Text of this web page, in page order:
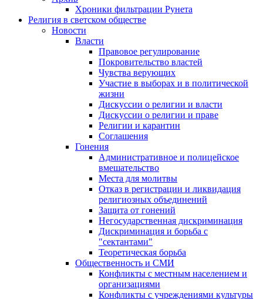
Хроники фильтрации Рунета
Религия в светском обществе
Новости
Власти
Правовое регулирование
Покровительство властей
Чувства верующих
Участие в выборах и в политической
жизни
Дискуссии о религии и власти
Дискуссии о религии и праве
Религии и карантин
Соглашения
Гонения
Административное и полицейское
вмешательство
Места для молитвы
Отказ в регистрации и ликвидация
религиозных объединений
Защита от гонений
Негосударственная дискриминация
Дискриминация и борьба с
"сектантами"
Теоретическая борьба
Общественность и СМИ
Конфликты с местным населением и
организациями
Конфликты с учреждениями культуры